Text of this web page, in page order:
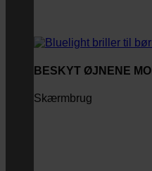
BESKYT ØJNENE
Skærmbrug